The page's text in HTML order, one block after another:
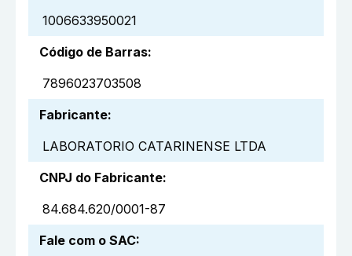
1006633950021
Código de Barras:
7896023703508
Fabricante:
LABORATORIO CATARINENSE LTDA
CNPJ do Fabricante:
84.684.620/0001-87
Fale com o SAC: